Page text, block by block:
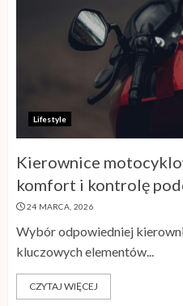
Lifestyle
Kierownice
komfort i kontrolę
24 MARCA, 2026
Wybór odpowiedniej
kluczowych elementów...
CZYTAJ WIĘCEJ